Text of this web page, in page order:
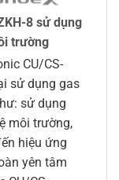
8 sử dụng
trường
CU/CS-
sử dụng gas
sử dụng
môi trường,
hiệu ứng
yên tâm